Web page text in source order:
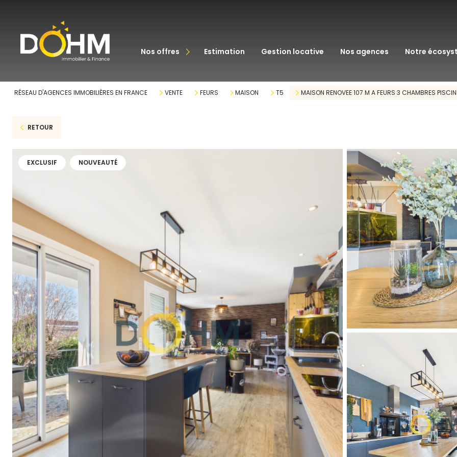
nos offres
acheter estimation gestion locative nos agences notre
courtage en
RÉSEAU D'AGENCES IMMOBILIÈRES EN FRANCE VENTE FEURS MAISON T5 MAISON RENOVEE 107 M A FEURS 3 CHAMBRES
RETOUR
EXCLUSIF NOUVEAUTÉ